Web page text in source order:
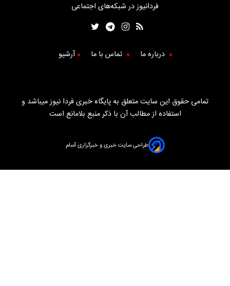
فردانیوز در شبکه‌های اجتماعی
درباره ما تماس با ما آرشیو
تمامی حقوق این سایت متعلق به پایگاه خبری فردا نیوز میباشد و
استفاده از مطالب آن با ذکر منبع بلامانع است
طراحی سایت خبری و خبرگزاری آسام